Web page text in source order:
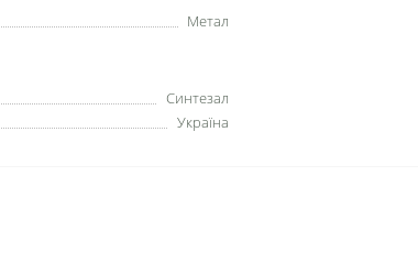
Метал
Синтезал
Україна